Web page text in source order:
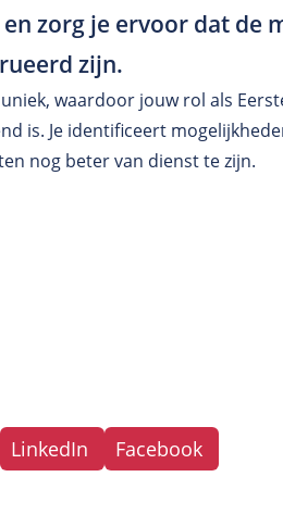
zorg je ervoor dat de
zijn.
waardoor jouw rol als
is. Je identificeert
nog beter van dienst te zijn.
LinkedIn Facebook